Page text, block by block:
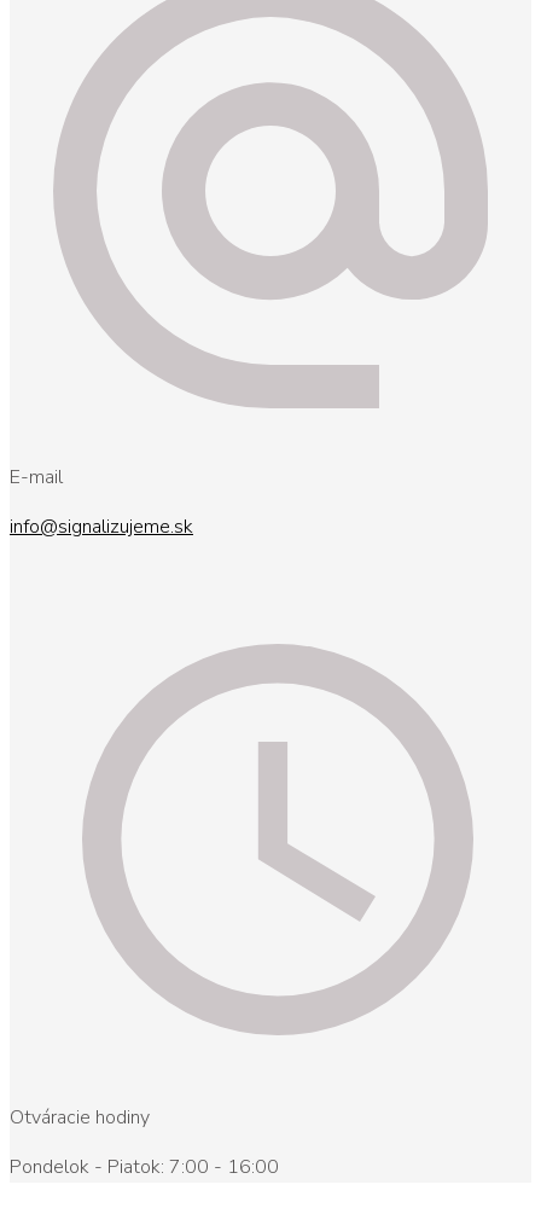
E-mail
info@signalizujeme.sk
Otváracie hodiny
Pondelok - Piatok: 7:00 - 16:00